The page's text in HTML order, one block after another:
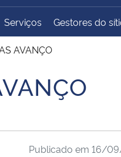
Ministério do
Desenvolvimento Regional
Advocacia-Geral da União
Serviços Gestores do
AVANÇO
Publicado em 16/